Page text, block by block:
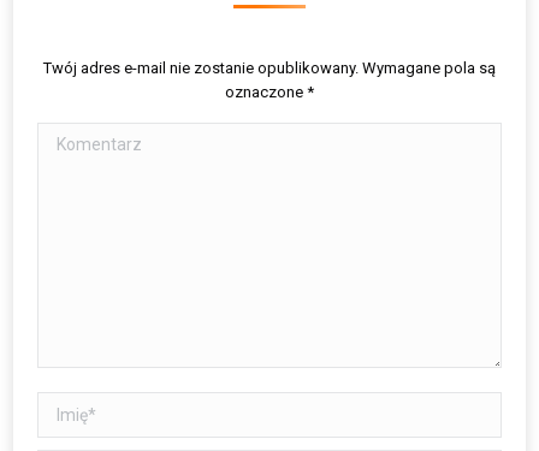
Twój adres e-mail nie zostanie opublikowany. Wymagane pola są
oznaczone *
Komentarz
Imię *